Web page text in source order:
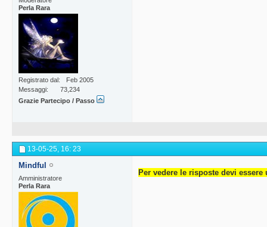
Perla Rara
Registrato dal
Feb 2005
Messaggi
73,234
Grazie Partecipo / Passo
13-05-25, 16: 23
Mindful
Amministratore
Perla Rara
Per vedere le risposte devi